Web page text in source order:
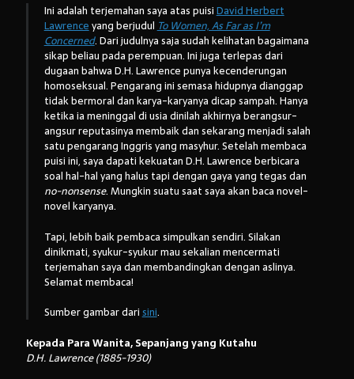
Arsip:
Arsip:
Search
Categories
Ini adalah terjemahan saya atas puisiDavid Herbert
Lawrenceyang berjudul To Women, As Far as I’m
Concerned. Dari judulnya saja sudah kelihatan bagaimana
sikap beliau pada perempuan. Ini juga terlepas dari
dugaan bahwa D.H. Lawrence punya kecenderungan
homoseksual. Pengarang ini semasa hidupnya dianggap
tidak bermoral dan karya-karyanya dicap sampah. Hanya
ketika ia meninggal di usia dinilah akhirnya berangsur-
angsur reputasinya membaik dan sekarang menjadi salah
satu pengarang Inggris yang masyhur. Setelah membaca
puisi ini, saya dapati kekuatan D.H. Lawrence berbicara
soal hal-hal yang halus tapi dengan gaya yang tegas dan
no-nonsense. Mungkin suatu saat saya akan baca novel-
novel karyanya.
Tapi, lebih baik pembaca simpulkan sendiri. Silakan
dinikmati, syukur-syukur mau sekalian mencermati
terjemahan saya dan membandingkan dengan aslinya.
Selamat membaca!
Sumber gambar darisini.
Kepada Para Wanita, Sepanjang yang Kutahu
D.H. Lawrence (1885-1930)